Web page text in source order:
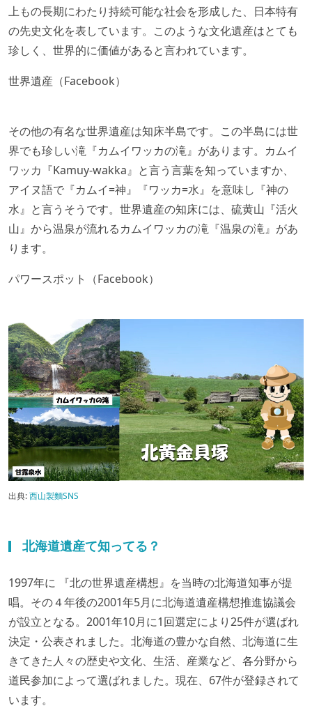
上もの長期にわたり持続可能な社会を形成した、日本特有
の先史文化を表しています。このような文化遺産はとても
珍しく、世界的に価値があると言われています。
世界遺産（Facebook）
その他の有名な世界遺産は知床半島です。この半島には世
界でも珍しい滝『カムイワッカの滝』があります。カムイ
ワッカ『Kamuy-wakka』と言う言葉を知っていますか、
アイヌ語で『カムイ=神』『ワッカ=水』を意味し『神の
水』と言うそうです。世界遺産の知床には、硫黄山『活火
山』から温泉が流れるカムイワッカの滝『温泉の滝』があ
ります。
パワースポット（Facebook）
出典:西山製麵SNS
北海道遺産て知ってる？
1997年に 『北の世界遺産構想』を当時の北海道知事が提
唱。その４年後の2001年5月に北海道遺産構想推進協議会
が設立となる。2001年10月に1回選定により25件が選ばれ
決定・公表されました。北海道の豊かな自然、北海道に生
きてきた人々の歴史や文化、生活、産業など、各分野から
道民参加によって選ばれました。現在、67件が登録されて
います。